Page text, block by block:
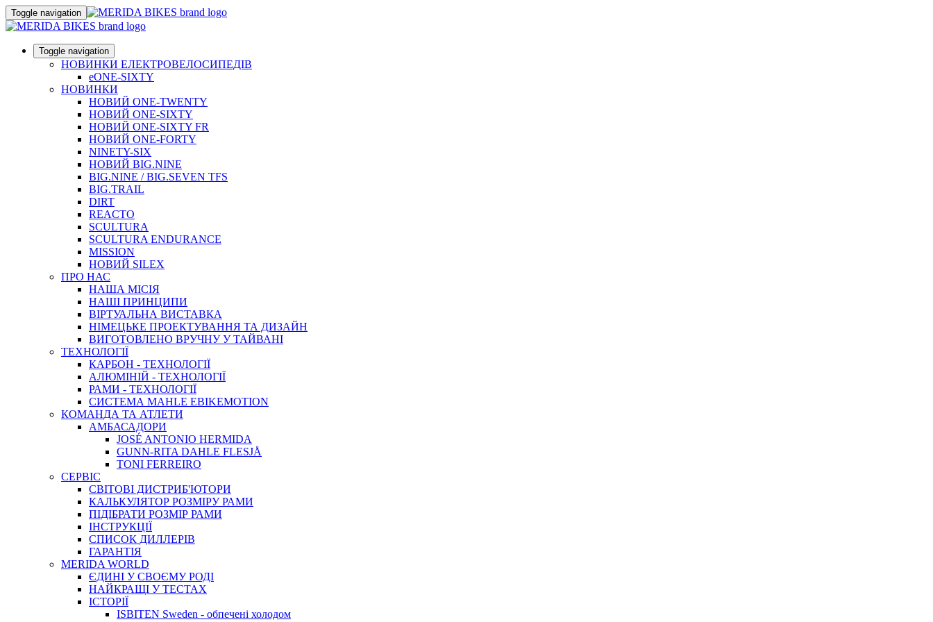
Toggle navigation
Toggle navigation
НОВИНКИ ЕЛЕКТРОВЕЛОСИПЕДІВ
eONE-SIXTY
НОВИНКИ
НОВИЙ ONE-TWENTY
НОВИЙ ONE-SIXTY
НОВИЙ ONE-SIXTY FR
НОВИЙ ONE-FORTY
NINETY-SIX
НОВИЙ BIG.NINE
BIG.NINE / BIG.SEVEN TFS
BIG.TRAIL
DIRT
REACTO
SCULTURA
SCULTURA ENDURANCE
MISSION
НОВИЙ SILEX
ПРО НАС
НАША МICIЯ
НАШI ПРИНЦИПИ
ВIРТУАЛЬНА ВИСТАВКА
НІМЕЦЬКЕ ПРОЕКТУВАННЯ ТА ДИЗАЙН
ВИГОТОВЛЕНО ВРУЧНУ У ТАЙВАНІ
ТЕХНОЛОГІЇ
КАРБОН - ТЕХНОЛОГІЇ
АЛЮМІНІЙ - ТЕХНОЛОГІЇ
РАМИ - ТЕХНОЛОГІЇ
СИСТЕМА MAHLE EBIKEMOTION
КОМАНДА ТА АТЛЕТИ
АМБАСАДОРИ
JOSÉ ANTONIO HERMIDA
GUNN-RITA DAHLE FLESJÅ
TONI FERREIRO
СЕРВІС
СВІТОВІ ДИСТРИБ'ЮТОРИ
КАЛЬКУЛЯТОР РОЗМIРУ РАМИ
ПІДІБРАТИ РОЗМІР РАМИ
IНСТРУКЦIЇ
СПИСОК ДИЛЛЕРІВ
ГАРАНТIЯ
MERIDA WORLD
ЄДИНI У СВОЄМУ РОДI
НАЙКРАЩІ У ТЕСТАХ
ІСТОРІЇ
ISBITEN Sweden - обпечені холодом